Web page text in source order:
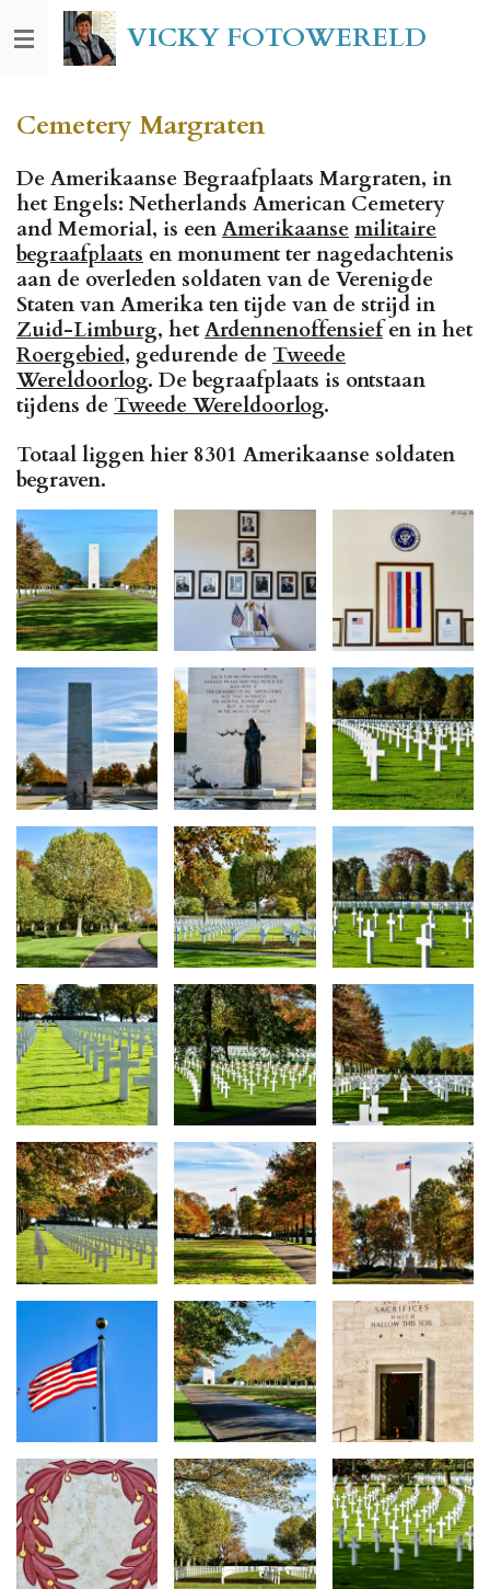
direct
hoofdinhoud
VICKY FOTOWERELD
Cemetery Margraten
De Amerikaanse Begraafplaats Margraten, in
het Engels: Netherlands American Cemetery
and Memorial, is eenAmerikaansemilitaire
begraafplaats en monument ter nagedachtenis
aan de overleden soldaten van de Verenigde
Staten van Amerika ten tijde van de strijd in
Zuid-Limburg, hetArdennenoffensiefen in het
Roergebied, gedurende de Tweede
Wereldoorlog. De begraafplaats is ontstaan
tijdens de Tweede Wereldoorlog.
Totaal liggen hier 8301 Amerikaanse soldaten
begraven.